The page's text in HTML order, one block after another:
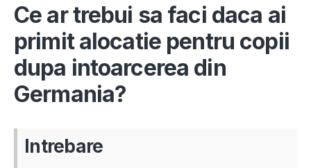
Servicii
Despre noi
Programeaza consultanta
Intrebari
Ce ar trebui sa faci daca ai
primit alocatie pentru copii
dupa intoarcerea din
Germania?
Intrebare